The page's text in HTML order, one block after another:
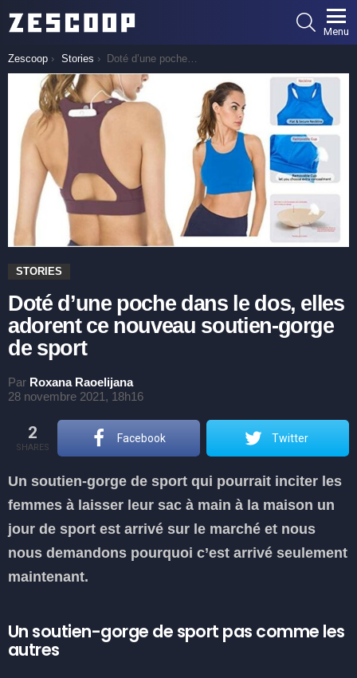
SEARCH
Menu
You are here:
Zescoop Stories Doté d’une poche dans le dos, elles adorent ce nouveau soutien-gorge de sport
STORIES
Doté d’une poche dans le dos, elles
adorent ce nouveau soutien-gorge
de sport
Par Roxana Raoelijana
28 novembre 2021, 18h16
2
SHARES
Facebook Twitter
Un soutien-gorge de sport qui pourrait inciter les
femmes à laisser leur sac à main à la maison un
jour de sport est arrivé sur le marché et nous
nous demandons pourquoi c’est arrivé seulement
maintenant.
Un soutien-gorge de sport pas comme les
autres